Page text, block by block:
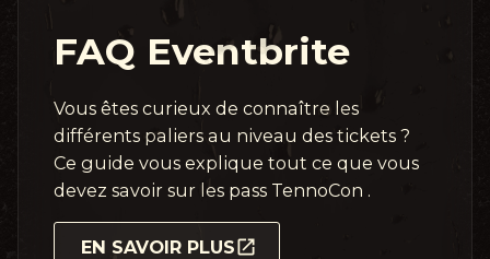
FAQ Eventbrite
Vous êtes curieux de connaître les
différents paliers au niveau des tickets ?
Ce guide vous explique tout ce que vous
devez savoir sur les pass TennoCon .
EN SAVOIR PLUS